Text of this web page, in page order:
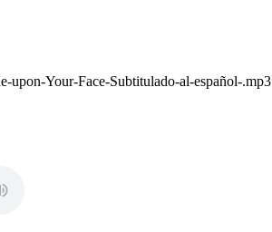
Your-Face-Subtitulado-al-español-.mp3